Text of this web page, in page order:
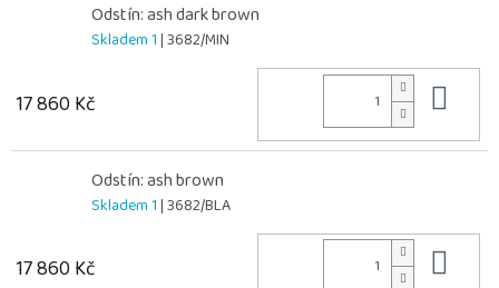
Odstín: ash dark brown
Skladem 1| 3682/MIN
17 860 Kč
Odstín: ash brown
Skladem 1| 3682/BLA
17 860 Kč